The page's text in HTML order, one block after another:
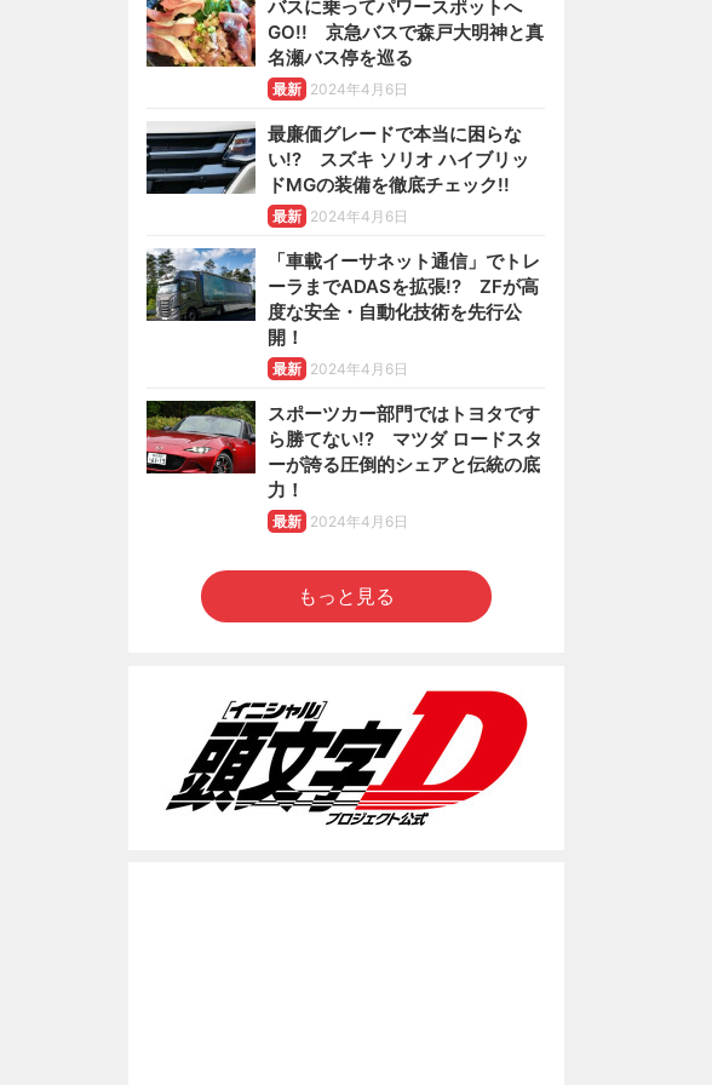
バスに乗ってパワースポットへ
GO!! 京急バスで森戸大明神と真
名瀬バス停を巡る
最新 2024年4月6日
最廉価グレードで本当に困らな
い!? スズキ ソリオ ハイブリッ
ドMGの装備を徹底チェック!!
最新 2024年4月6日
「車載イーサネット通信」でトレ
ーラまでADASを拡張!? ZFが高
度な安全・自動化技術を先行公
開！
最新 2024年4月6日
スポーツカー部門ではトヨタです
ら勝てない!? マツダ ロードスタ
ーが誇る圧倒的シェアと伝統の底
力！
最新 2024年4月6日
もっと見る